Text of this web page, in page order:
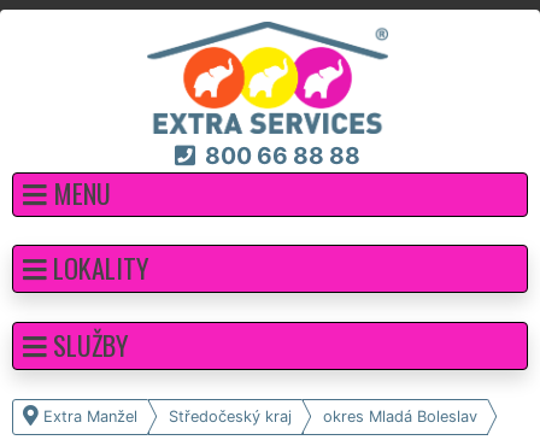
800 66 88 88
MENU
Extra Manžel Středočeský kraj okres Mladá Boleslav
LOKALITY
SLUŽBY